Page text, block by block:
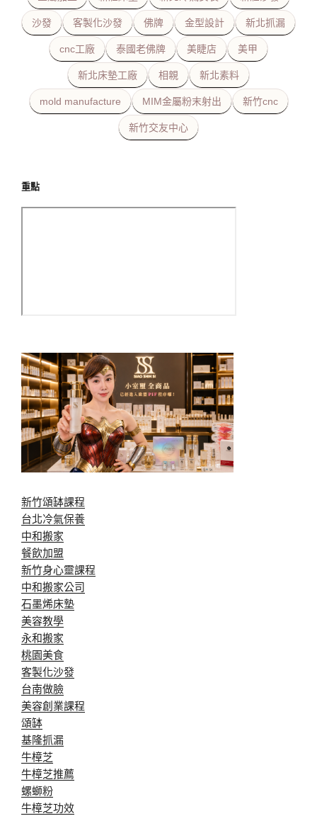
沙發 客製化沙發 佛牌 金型設計 新北抓漏
cnc工廠 泰國老佛牌 美睫店 美甲
新北床墊工廠 相親 新北素料
mold manufacture MIM金屬粉末射出 新竹cnc
新竹交友中心
重點
新竹頌缽課程
台北冷氣保養
中和搬家
餐飲加盟
新竹身心靈課程
中和搬家公司
石墨烯床墊
美容教學
永和搬家
桃園美食
客製化沙發
台南做臉
美容創業課程
頌缽
基隆抓漏
牛樟芝
牛樟芝推薦
螺螄粉
牛樟芝功效